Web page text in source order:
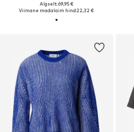
Algselt: 69,95 €
Viimane madalaim hind:22,32 €